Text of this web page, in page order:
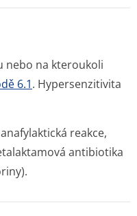
nebo na kteroukoli
6.1. Hypersenzitivita
reakce,
antibiotika